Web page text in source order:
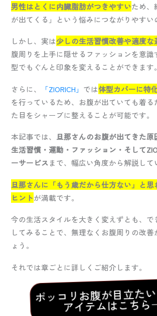
男性はとくに内臓脂肪がつきやすいため、
が出てくる」という悩みにつながりやすい
しかし、実は少しの生活習慣改善や適度な
腹周りを上手に隠せるファッションを意
型でもぐんと印象を変えることができます。
さらに、 「ZIORICH」 では体型カバーに特
を行っているため、お腹が出ていても着る
た目をシャープに整えることが可能です。
本記事では、 旦那さんのお腹が出てきた原
生活習慣・運動・ファッション・そして
ーサービスまで、幅広い角度から解説して
旦那さんに「もう歳だから仕方ない」と思
ヒントが満載です。
今の生活スタイルを大きく変えずとも、で
してみることで、無理なくお腹周りの改善
ょう。
それでは章ごとに詳しくご紹介します。
ポッコリお腹が目立た
アイテムはこち